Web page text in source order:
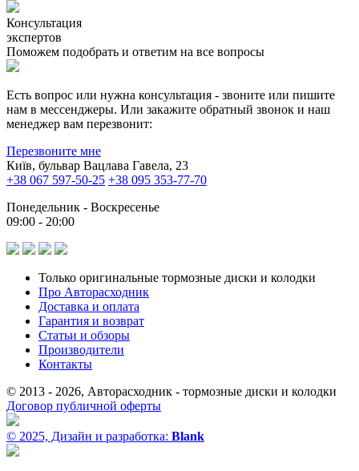
Консультация
экспертов
Поможем подобрать и ответим на все вопросы
Есть вопрос или нужна консультация - звоните или пишите
нам в мессенджеры. Или закажите обратный звонок и наш
менеджер вам перезвонит:
Перезвоните мне
Київ, бульвар Вацлава Гавела, 23
+38 067 597-50-25 +38 095 353-77-70
Понедельник - Воскресенье
09:00 - 20:00
Только оригинальные тормозные диски и колодки
Про Авторасходник
Доставка и оплата
Гарантия и возврат
Статьи и обзоры
Производители
Контакты
© 2013 - 2026, Авторасходник - тормозные диски и колодки
Договор публичной оферты
© 2025, Дизайн и разработка: Blank